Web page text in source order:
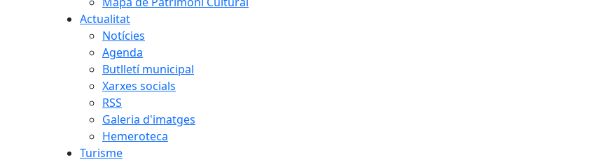
Actualitat
Notícies
Agenda
Butlletí municipal
Xarxes socials
RSS
Galeria d'imatges
Hemeroteca
Turisme